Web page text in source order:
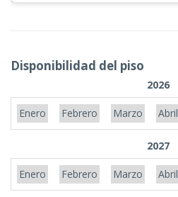
Disponibilidad del piso
2026
Enero Febrero Marzo Abril
2027
Enero Febrero Marzo Abril